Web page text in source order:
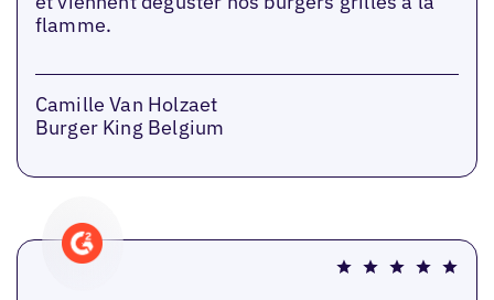
flamme.
Camille Van Holzaet
Burger King Belgium